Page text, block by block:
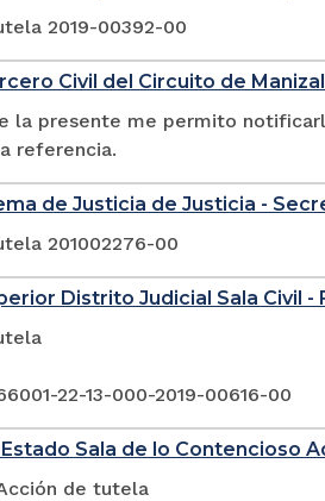
2019-00392-00
Civil del Circuito de
la presente me permito
referencia.
de Justicia de Justicia -
201002276-00
Distrito Judicial Sala Civil -
22-13-000-2019-00616-00
Sala de lo Contencioso
de tutela